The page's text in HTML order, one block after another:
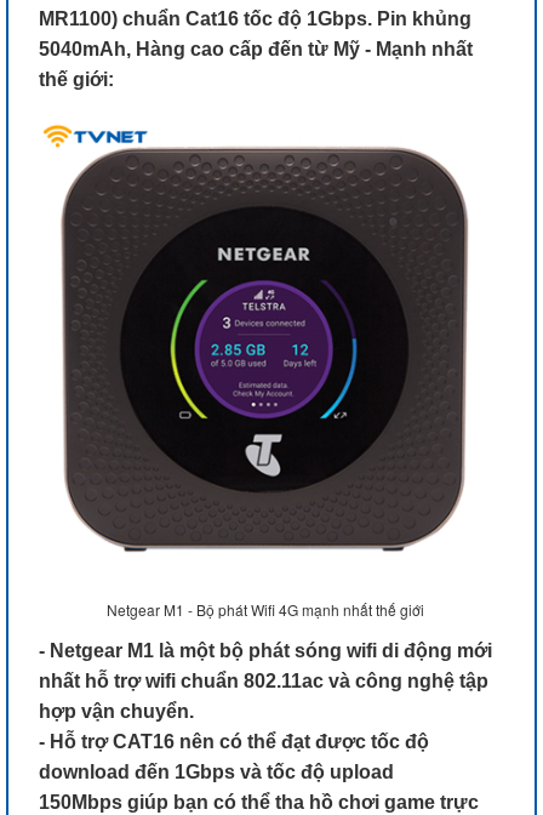
MR1100) chuẩn Cat16 tốc độ 1Gbps. Pin khủng
5040mAh, Hàng cao cấp đến từ Mỹ - Mạnh nhất
thế giới:
Netgear M1 - Bộ phát Wifi 4G mạnh nhất thế giới
- Netgear M1 là một bộ phát sóng wifi di động mới
nhất hỗ trợ wifi chuẩn 802.11ac và công nghệ tập
hợp vận chuyển.
- Hỗ trợ CAT16 nên có thể đạt được tốc độ
download đến 1Gbps và tốc độ upload
150Mbps giúp bạn có thể tha hồ chơi game trực